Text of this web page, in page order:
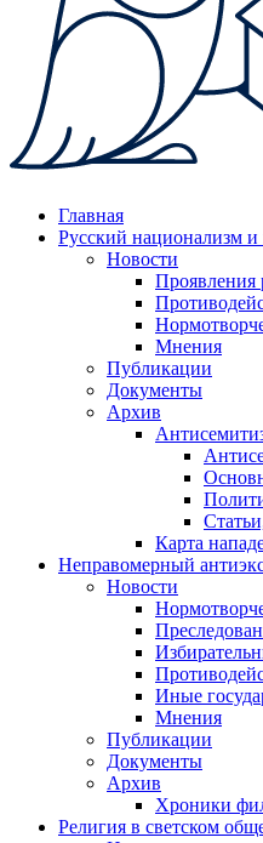
Главная
Русский национализм и
Новости
Проявления
Мнения
Публикации
Документы
Архив
Карта
Неправомерный
Новости
Иные
Мнения
Публикации
Документы
Архив
Хроники
Религия в светском